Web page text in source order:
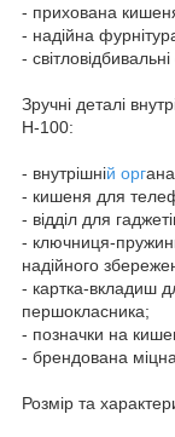
- прихована
- надійна
-
Зручні деталі
H-100:
- внутрішній орг
- кишеня для
- відділ для
- ключниця-
надійного
- картка-вкладиш
першокласника;
- позначки на
- брендована міцна
Розмір та